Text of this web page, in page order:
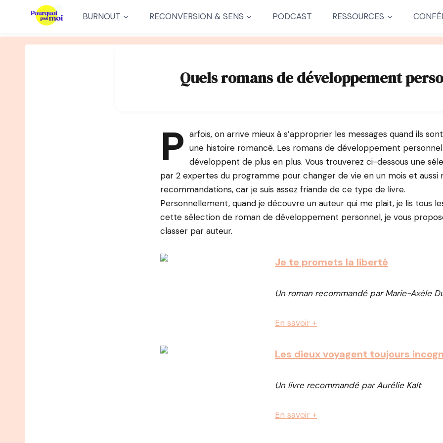
BURNOUT RECONVERSION & SENS PODCAST RESSOURCES
Quels romans de développement
P arfois, on arrive mieux à s’approprier les messages quand ils
une histoire romancé. Les romans de développement
développent de plus en plus. Vous trouverez ci-dessous une
par 2 expertes du programme pour changer de vie en un mois et aussi
recommandations, car je suis assez friande de ce type de livre.
Personnellement, quand je découvre un auteur qui me plait, je lis tous
cette sélection de roman de développement personnel, je vous
classer par auteur.
Je te promets la liberté
Un roman recommandé par Marie-Axèle
En savoir +
Les dieux voyagent toujours
Un livre recommandé par Aurélie Kalt
En savoir +